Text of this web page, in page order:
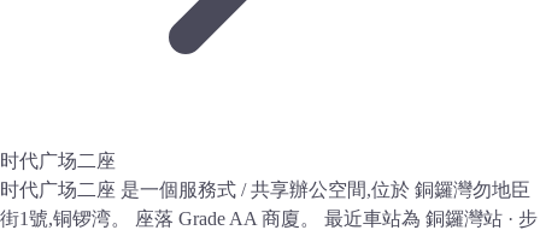
时代广场二座
时代广场二座 是一個服務式 / 共享辦公空間,位於 銅鑼灣勿地臣
街1號,铜锣湾。 座落 Grade AA 商廈。 最近車站為 銅鑼灣站 · 步